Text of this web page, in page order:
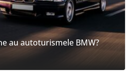
au autoturismele BMW?